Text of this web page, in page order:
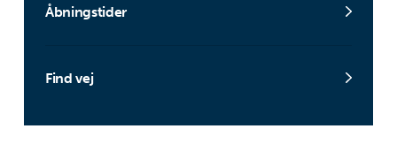
Åbningstider
Find vej